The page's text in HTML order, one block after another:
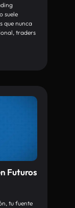
suele
que nunca
traders
Futuros
tu fuente